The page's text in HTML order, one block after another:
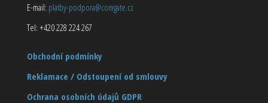
E-mail: platby-podpora@comgate.cz
Tel: +420 228 224 267
Obchodní podmínky
Reklamace / Odstoupení od smlouvy
Ochrana osobních údajů GDPR